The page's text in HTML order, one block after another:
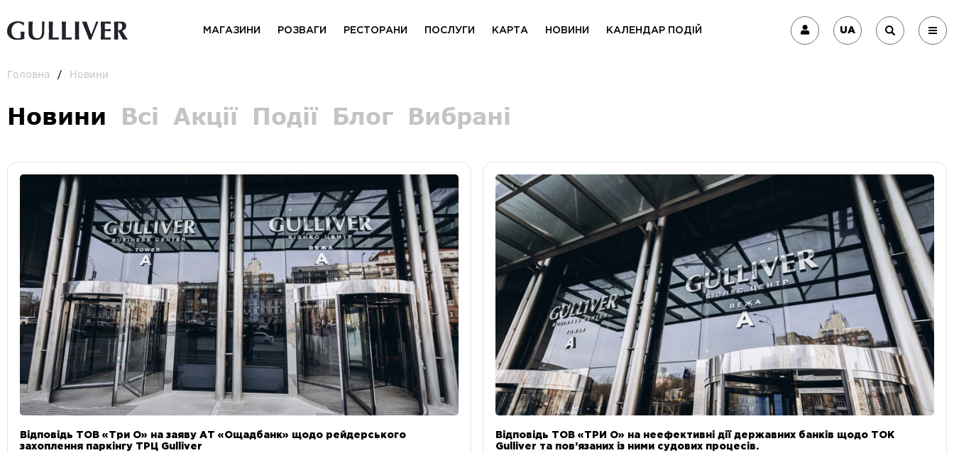
МАГАЗИНИ РОЗВАГИ РЕСТОРАНИ ПОСЛУГИ КАРТА НОВИНИ КАЛЕНДАР ПОДІЙ UA
Головна Новини
Новини Всі Акції Події Блог Вибрані
Відповідь ТОВ «Три О» на заяву АТ «Ощадбанк» щодо рейдерського
захоплення паркінгу ТРЦ Gulliver
Відповідь ТОВ «ТРИ О» на неефективні дії державних банків щодо ТОК
Gulliver та пов’язаних із ними судових процесів.